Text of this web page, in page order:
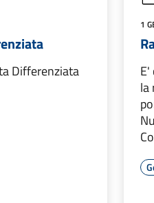
Differenziata
1
la